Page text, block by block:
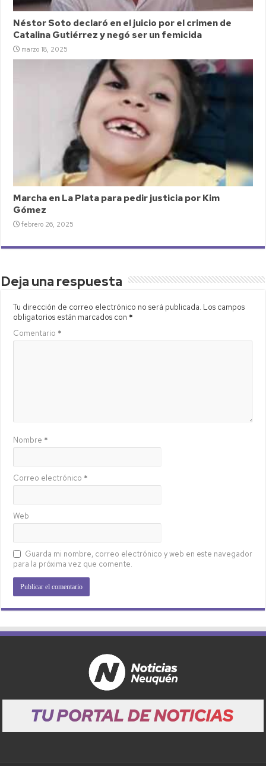
Néstor Soto declaró en el juicio por el crimen de
Catalina Gutiérrez y negó ser un femicida
marzo 18, 2025
Marcha en La Plata para pedir justicia por Kim
Gómez
febrero 26, 2025
Deja una respuesta
Tu dirección de correo electrónico no será publicada. Los campos
obligatorios están marcados con *
Comentario *
Nombre *
Correo electrónico *
Web
Guarda mi nombre, correo electrónico y web en este navegador
para la próxima vez que comente.